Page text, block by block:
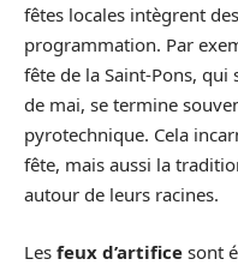
fêtes locales intègrent des
programmation. Par
fête de la Saint-Pons, qui
de mai, se termine
pyrotechnique. Cela
fête, mais aussi la
autour de leurs racines.
Les feux d’artifice sont